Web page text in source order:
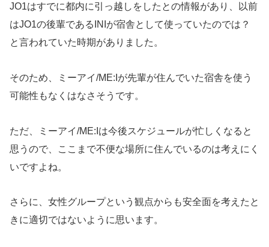
JO1はすでに都内に引っ越しをしたとの情報があり、以前
はJO1の後輩であるINIが宿舎として使っていたのでは？
と言われていた時期がありました。
そのため、ミーアイ/ME:Iが先輩が住んでいた宿舎を使う
可能性もなくはなさそうです。
ただ、ミーアイ/ME:Iは今後スケジュールが忙しくなると
思うので、ここまで不便な場所に住んでいるのは考えにく
いですよね。
さらに、女性グループという観点からも安全面を考えたと
きに適切ではないように思います。